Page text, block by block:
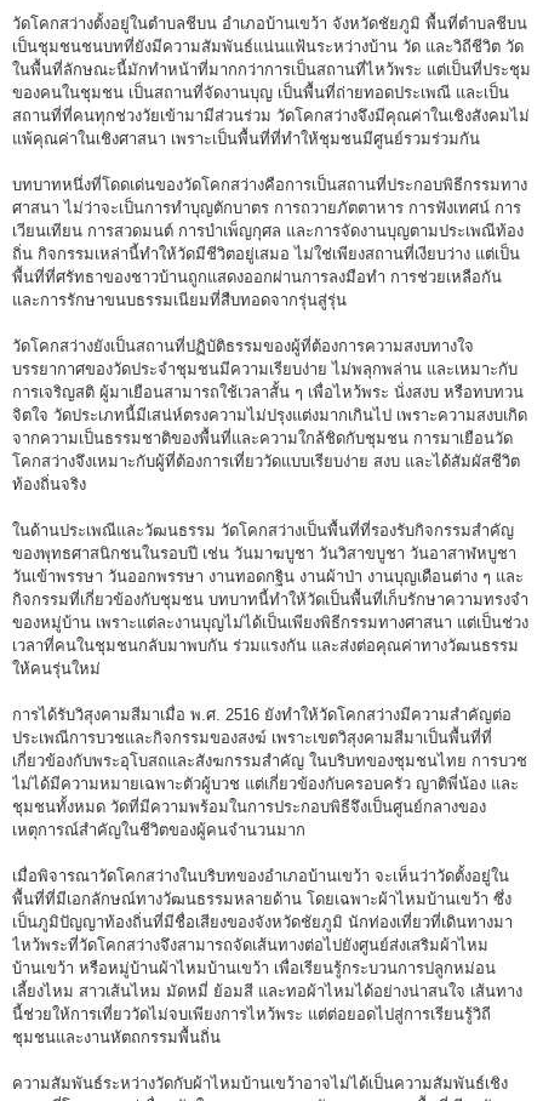
วัดโคกสว่างตั้งอยู่ในตำบลชีบน อำเภอบ้านเขว้า จังหวัดชัยภูมิ พื้นที่ตำบลชีบน
เป็นชุมชนชนบทที่ยังมีความสัมพันธ์แน่นแฟ้นระหว่างบ้าน วัด และวิถีชีวิต วัด
ในพื้นที่ลักษณะนี้มักทำหน้าที่มากกว่าการเป็นสถานที่ไหว้พระ แต่เป็นที่ประชุม
ของคนในชุมชน เป็นสถานที่จัดงานบุญ เป็นพื้นที่ถ่ายทอดประเพณี และเป็น
สถานที่ที่คนทุกช่วงวัยเข้ามามีส่วนร่วม วัดโคกสว่างจึงมีคุณค่าในเชิงสังคมไม่
แพ้คุณค่าในเชิงศาสนา เพราะเป็นพื้นที่ที่ทำให้ชุมชนมีศูนย์รวมร่วมกัน
บทบาทหนึ่งที่โดดเด่นของวัดโคกสว่างคือการเป็นสถานที่ประกอบพิธีกรรมทาง
ศาสนา ไม่ว่าจะเป็นการทำบุญตักบาตร การถวายภัตตาหาร การฟังเทศน์ การ
เวียนเทียน การสวดมนต์ การบำเพ็ญกุศล และการจัดงานบุญตามประเพณีท้อง
ถิ่น กิจกรรมเหล่านี้ทำให้วัดมีชีวิตอยู่เสมอ ไม่ใช่เพียงสถานที่เงียบว่าง แต่เป็น
พื้นที่ที่ศรัทธาของชาวบ้านถูกแสดงออกผ่านการลงมือทำ การช่วยเหลือกัน
และการรักษาขนบธรรมเนียมที่สืบทอดจากรุ่นสู่รุ่น
วัดโคกสว่างยังเป็นสถานที่ปฏิบัติธรรมของผู้ที่ต้องการความสงบทางใจ
บรรยากาศของวัดประจำชุมชนมีความเรียบง่าย ไม่พลุกพล่าน และเหมาะกับ
การเจริญสติ ผู้มาเยือนสามารถใช้เวลาสั้น ๆ เพื่อไหว้พระ นั่งสงบ หรือทบทวน
จิตใจ วัดประเภทนี้มีเสน่ห์ตรงความไม่ปรุงแต่งมากเกินไป เพราะความสงบเกิด
จากความเป็นธรรมชาติของพื้นที่และความใกล้ชิดกับชุมชน การมาเยือนวัด
โคกสว่างจึงเหมาะกับผู้ที่ต้องการเที่ยววัดแบบเรียบง่าย สงบ และได้สัมผัสชีวิต
ท้องถิ่นจริง
ในด้านประเพณีและวัฒนธรรม วัดโคกสว่างเป็นพื้นที่ที่รองรับกิจกรรมสำคัญ
ของพุทธศาสนิกชนในรอบปี เช่น วันมาฆบูชา วันวิสาขบูชา วันอาสาฬหบูชา
วันเข้าพรรษา วันออกพรรษา งานทอดกฐิน งานผ้าป่า งานบุญเดือนต่าง ๆ และ
กิจกรรมที่เกี่ยวข้องกับชุมชน บทบาทนี้ทำให้วัดเป็นพื้นที่เก็บรักษาความทรงจำ
ของหมู่บ้าน เพราะแต่ละงานบุญไม่ได้เป็นเพียงพิธีกรรมทางศาสนา แต่เป็นช่วง
เวลาที่คนในชุมชนกลับมาพบกัน ร่วมแรงกัน และส่งต่อคุณค่าทางวัฒนธรรม
ให้คนรุ่นใหม่
การได้รับวิสุงคามสีมาเมื่อ พ.ศ. 2516 ยังทำให้วัดโคกสว่างมีความสำคัญต่อ
ประเพณีการบวชและกิจกรรมของสงฆ์ เพราะเขตวิสุงคามสีมาเป็นพื้นที่ที่
เกี่ยวข้องกับพระอุโบสถและสังฆกรรมสำคัญ ในบริบทของชุมชนไทย การบวช
ไม่ได้มีความหมายเฉพาะตัวผู้บวช แต่เกี่ยวข้องกับครอบครัว ญาติพี่น้อง และ
ชุมชนทั้งหมด วัดที่มีความพร้อมในการประกอบพิธีจึงเป็นศูนย์กลางของ
เหตุการณ์สำคัญในชีวิตของผู้คนจำนวนมาก
เมื่อพิจารณาวัดโคกสว่างในบริบทของอำเภอบ้านเขว้า จะเห็นว่าวัดตั้งอยู่ใน
พื้นที่ที่มีเอกลักษณ์ทางวัฒนธรรมหลายด้าน โดยเฉพาะผ้าไหมบ้านเขว้า ซึ่ง
เป็นภูมิปัญญาท้องถิ่นที่มีชื่อเสียงของจังหวัดชัยภูมิ นักท่องเที่ยวที่เดินทางมา
ไหว้พระที่วัดโคกสว่างจึงสามารถจัดเส้นทางต่อไปยังศูนย์ส่งเสริมผ้าไหม
บ้านเขว้า หรือหมู่บ้านผ้าไหมบ้านเขว้า เพื่อเรียนรู้กระบวนการปลูกหม่อน
เลี้ยงไหม สาวเส้นไหม มัดหมี่ ย้อมสี และทอผ้าไหมได้อย่างน่าสนใจ เส้นทาง
นี้ช่วยให้การเที่ยววัดไม่จบเพียงการไหว้พระ แต่ต่อยอดไปสู่การเรียนรู้วิถี
ชุมชนและงานหัตถกรรมพื้นถิ่น
ความสัมพันธ์ระหว่างวัดกับผ้าไหมบ้านเขว้าอาจไม่ได้เป็นความสัมพันธ์เชิง